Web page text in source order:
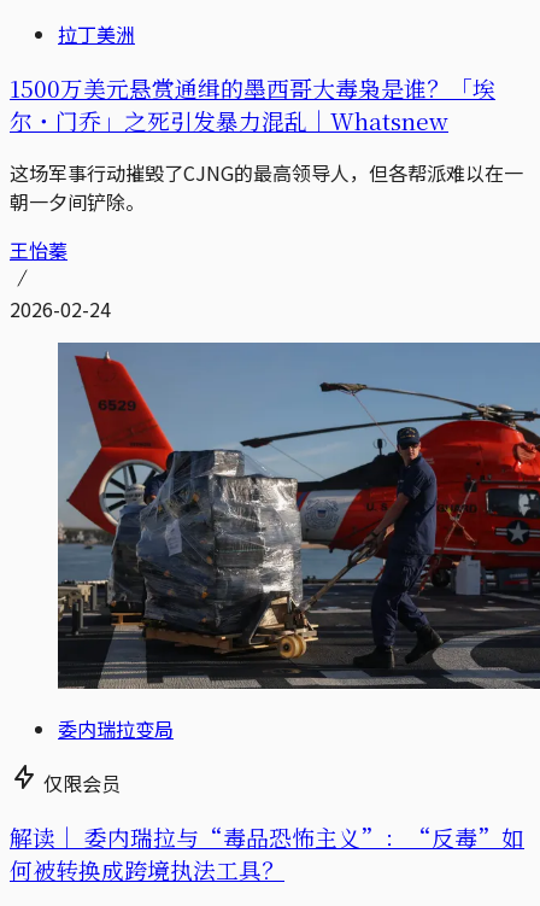
拉丁美洲
1500万美元悬赏通缉的墨西哥大毒枭是谁？「埃
尔・门乔」之死引发暴力混乱｜Whatsnew
这场军事行动摧毁了CJNG的最高领导人，但各帮派难以在一
朝一夕间铲除。
王怡蓁
2026-02-24
委内瑞拉变局
仅限会员
解读｜ 委内瑞拉与“毒品恐怖主义”：“反毒”如
何被转换成跨境执法工具？